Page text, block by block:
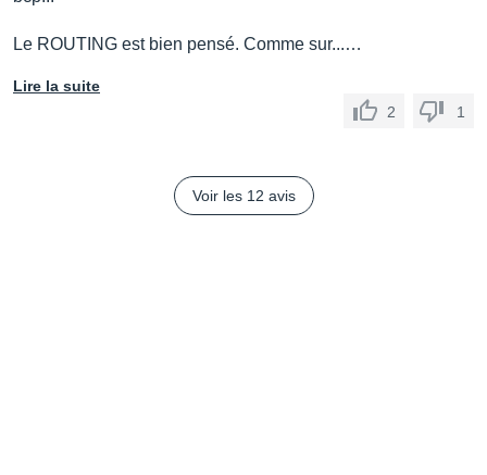
Le ROUTING est bien pensé. Comme sur...…
Lire la suite
2
1
Voir les 12 avis